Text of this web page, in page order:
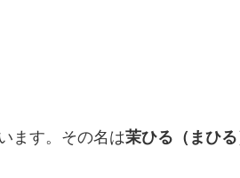
ます。その名は茉ひる（まひる